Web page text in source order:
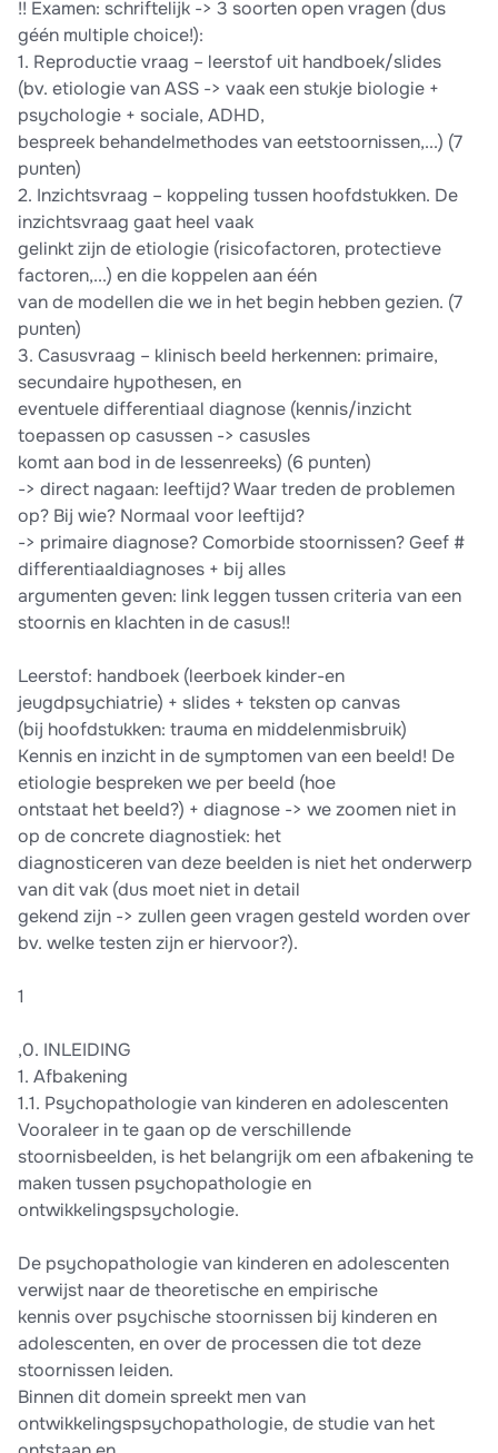
!! Examen: schriftelijk -> 3 soorten open vragen (dus
géén multiple choice!):
1. Reproductie vraag – leerstof uit handboek/slides
(bv. etiologie van ASS -> vaak een stukje biologie +
psychologie + sociale, ADHD,
bespreek behandelmethodes van eetstoornissen,...) (7
punten)
2. Inzichtsvraag – koppeling tussen hoofdstukken. De
inzichtsvraag gaat heel vaak
gelinkt zijn de etiologie (risicofactoren, protectieve
factoren,...) en die koppelen aan één
van de modellen die we in het begin hebben gezien. (7
punten)
3. Casusvraag – klinisch beeld herkennen: primaire,
secundaire hypothesen, en
eventuele differentiaal diagnose (kennis/inzicht
toepassen op casussen -> casusles
komt aan bod in de lessenreeks) (6 punten)
-> direct nagaan: leeftijd? Waar treden de problemen
op? Bij wie? Normaal voor leeftijd?
-> primaire diagnose? Comorbide stoornissen? Geef #
differentiaaldiagnoses + bij alles
argumenten geven: link leggen tussen criteria van een
stoornis en klachten in de casus!!
Leerstof: handboek (leerboek kinder-en
jeugdpsychiatrie) + slides + teksten op canvas
(bij hoofdstukken: trauma en middelenmisbruik)
Kennis en inzicht in de symptomen van een beeld! De
etiologie bespreken we per beeld (hoe
ontstaat het beeld?) + diagnose -> we zoomen niet in
op de concrete diagnostiek: het
diagnosticeren van deze beelden is niet het onderwerp
van dit vak (dus moet niet in detail
gekend zijn -> zullen geen vragen gesteld worden over
bv. welke testen zijn er hiervoor?).
1
,0. INLEIDING
1. Afbakening
1.1. Psychopathologie van kinderen en adolescenten
Vooraleer in te gaan op de verschillende
stoornisbeelden, is het belangrijk om een afbakening te
maken tussen psychopathologie en
ontwikkelingspsychologie.
De psychopathologie van kinderen en adolescenten
verwijst naar de theoretische en empirische
kennis over psychische stoornissen bij kinderen en
adolescenten, en over de processen die tot deze
stoornissen leiden.
Binnen dit domein spreekt men van
ontwikkelingspsychopathologie, de studie van het